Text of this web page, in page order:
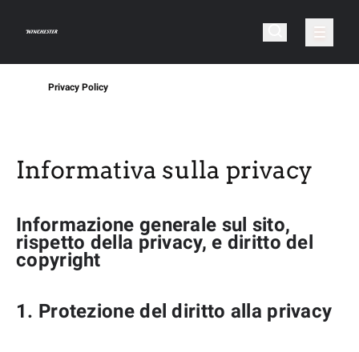
Privacy Policy
Informativa sulla privacy
Informazione generale sul sito,
rispetto della privacy, e diritto del
copyright
1. Protezione del diritto alla privacy